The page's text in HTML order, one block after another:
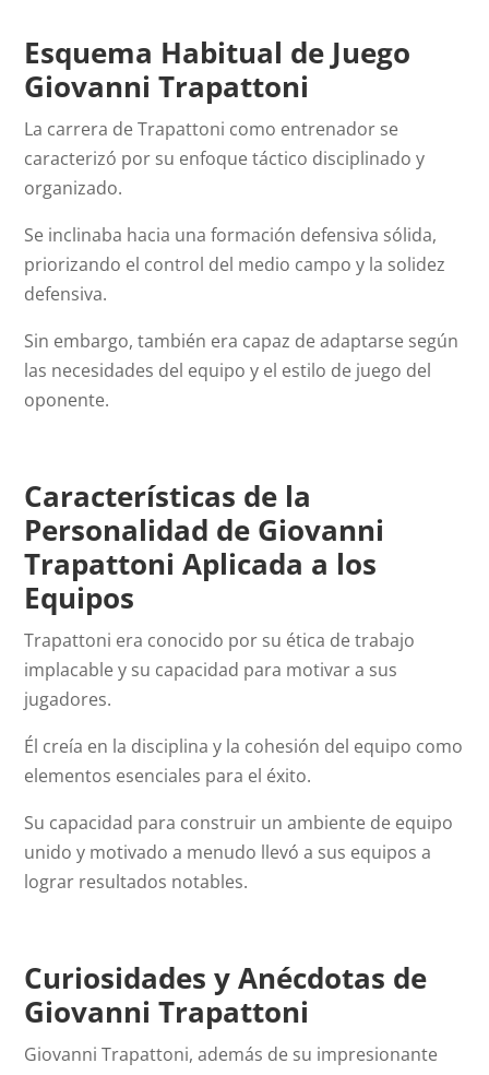
Esquema Habitual de Juego
Giovanni Trapattoni
La carrera de Trapattoni como entrenador se
caracterizó por su enfoque táctico disciplinado y
organizado.
Se inclinaba hacia una formación defensiva sólida,
priorizando el control del medio campo y la solidez
defensiva.
Sin embargo, también era capaz de adaptarse según
las necesidades del equipo y el estilo de juego del
oponente.
Características de la
Personalidad de Giovanni
Trapattoni Aplicada a los
Equipos
Trapattoni era conocido por su ética de trabajo
implacable y su capacidad para motivar a sus
jugadores.
Él creía en la disciplina y la cohesión del equipo como
elementos esenciales para el éxito.
Su capacidad para construir un ambiente de equipo
unido y motivado a menudo llevó a sus equipos a
lograr resultados notables.
Curiosidades y Anécdotas de
Giovanni Trapattoni
Giovanni Trapattoni, además de su impresionante